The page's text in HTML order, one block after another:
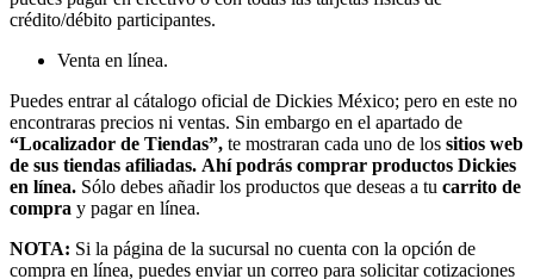
crédito/débito participantes.
Venta en línea.
Puedes entrar al cátalogo oficial de Dickies México; pero en este no
encontraras precios ni ventas. Sin embargo en el apartado de
“Localizador de Tiendas”, te mostraran cada uno de los sitios web
de sus tiendas afiliadas. Ahí podrás comprar productos Dickies
en línea. Sólo debes añadir los productos que deseas a tu carrito de
compra y pagar en línea.
NOTA: Si la página de la sucursal no cuenta con la opción de
compra en línea, puedes enviar un correo para solicitar cotizaciones